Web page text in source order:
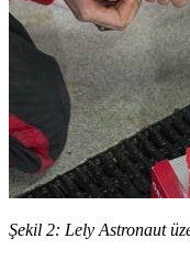
Şekil 2: Lely Astronaut